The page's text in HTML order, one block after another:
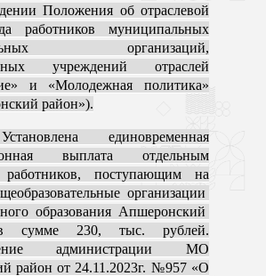
Положения об отраслевой
работников муниципальных
организаций,
учреждений отраслей
и «Молодежная политика»
район»).
единовременная
выплата отдельным
работников, поступающим на
организации
образования Апшеронский
230, тыс. рублей.
администрации МО
район от 24.11.2023г. №957 «О